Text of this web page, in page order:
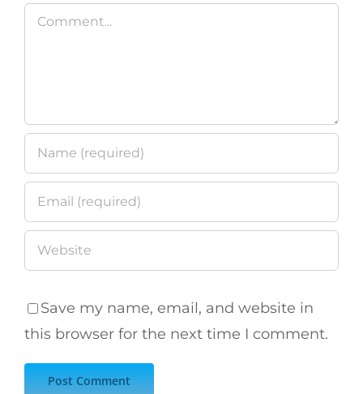
Comment
Save my name, email, and website in
this browser for the next time I comment.